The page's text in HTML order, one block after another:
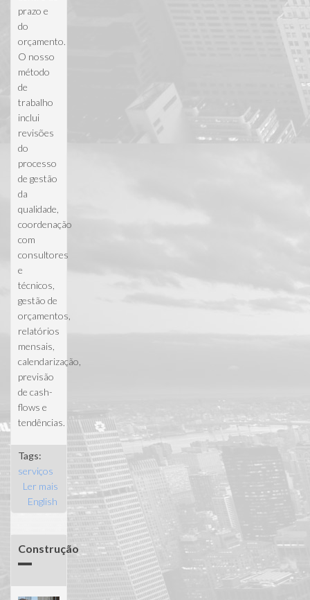
prazo e
do
orçamento.
O nosso
método
de
trabalho
inclui
revisões
do
processo
de gestão
da
qualidade,
coordenação
com
consultores
e
técnicos,
gestão de
orçamentos,
relatórios
mensais,
calendarização,
previsão
de cash-
flows e
tendências.
Tags:
serviços
Ler mais
acerca de
Gestão de
English
Construção